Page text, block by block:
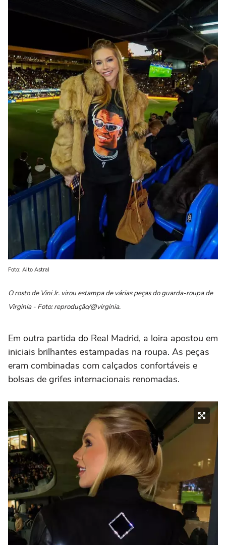
Foto: Alto Astral
O rosto de Vini Jr. virou estampa de várias peças do guarda-roupa de
Virginia - Foto: reprodução/@virginia.
Em outra partida do Real Madrid, a loira apostou em
iniciais brilhantes estampadas na roupa. As peças
eram combinadas com calçados confortáveis e
bolsas de grifes internacionais renomadas.